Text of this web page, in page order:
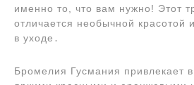
именно то, что вам нужно! Этот
отличается необычной красотой
в уходе․
Бромелия Гусмания привлекает